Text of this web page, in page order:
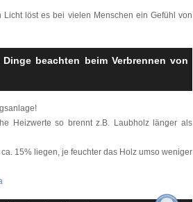
löst es bei vielen Menschen ein Gefühl von
beachten beim Verbrennen von
Heizwerte so brennt z.B. Laubholz länger als
15% liegen, je feuchter das Holz umso weniger